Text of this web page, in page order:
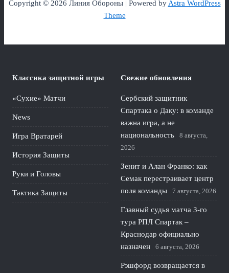
Copyright © 2026 Линия Обороны | Powered byAstra WordPress
Theme
Классика защитной игры
«Сухие» Матчи
News
Игра Вратарей
История Защиты
Руки и Головы
Тактика Защиты
Свежие обновления
Сербский защитник
Спартака о Даку: в команде
важна игра, а не
национальность
8 августа,
2026
Зенит и Алан Франко: как
Семак перестраивает центр
поля команды
7 августа, 2026
Главный судья матча 3-го
тура РПЛ Спартак –
Краснодар официально
назначен
6 августа, 2026
Рэшфорд возвращается в